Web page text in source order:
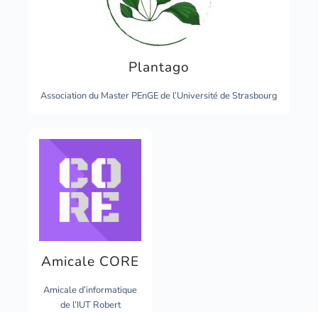
Plantago
Association du Master PEnGE de l’Université de Strasbourg
Amicale CORE
Amicale d’informatique
de l’IUT Robert